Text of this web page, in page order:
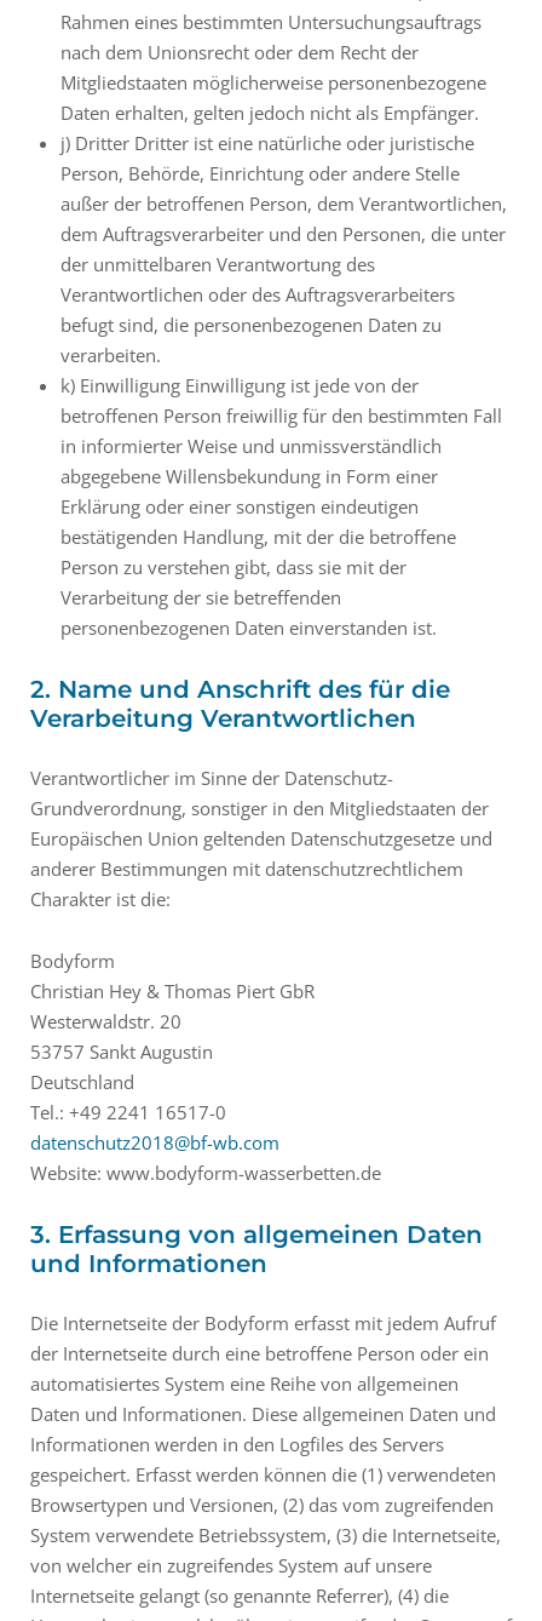
Rahmen eines bestimmten Untersuchungsauftrags
nach dem Unionsrecht oder dem Recht der
Mitgliedstaaten möglicherweise personenbezogene
Daten erhalten, gelten jedoch nicht als Empfänger.
j) Dritter Dritter ist eine natürliche oder juristische
Person, Behörde, Einrichtung oder andere Stelle
außer der betroffenen Person, dem Verantwortlichen,
dem Auftragsverarbeiter und den Personen, die unter
der unmittelbaren Verantwortung des
Verantwortlichen oder des Auftragsverarbeiters
befugt sind, die personenbezogenen Daten zu
verarbeiten.
k) Einwilligung Einwilligung ist jede von der
betroffenen Person freiwillig für den bestimmten Fall
in informierter Weise und unmissverständlich
abgegebene Willensbekundung in Form einer
Erklärung oder einer sonstigen eindeutigen
bestätigenden Handlung, mit der die betroffene
Person zu verstehen gibt, dass sie mit der
Verarbeitung der sie betreffenden
personenbezogenen Daten einverstanden ist.
2. Name und Anschrift des für die
Verarbeitung Verantwortlichen
Verantwortlicher im Sinne der Datenschutz-
Grundverordnung, sonstiger in den Mitgliedstaaten der
Europäischen Union geltenden Datenschutzgesetze und
anderer Bestimmungen mit datenschutzrechtlichem
Charakter ist die:
Bodyform
Christian Hey & Thomas Piert GbR
Westerwaldstr. 20
53757 Sankt Augustin
Deutschland
Tel.: +49 2241 16517-0
datenschutz2018@bf-wb.com
Website: www.bodyform-wasserbetten.de
3. Erfassung von allgemeinen Daten
und Informationen
Die Internetseite der Bodyform erfasst mit jedem Aufruf
der Internetseite durch eine betroffene Person oder ein
automatisiertes System eine Reihe von allgemeinen
Daten und Informationen. Diese allgemeinen Daten und
Informationen werden in den Logfiles des Servers
gespeichert. Erfasst werden können die (1) verwendeten
Browsertypen und Versionen, (2) das vom zugreifenden
System verwendete Betriebssystem, (3) die Internetseite,
von welcher ein zugreifendes System auf unsere
Internetseite gelangt (so genannte Referrer), (4) die